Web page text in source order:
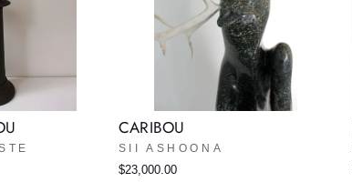
CARIBOU
SII ASHOONA
$23,000.00